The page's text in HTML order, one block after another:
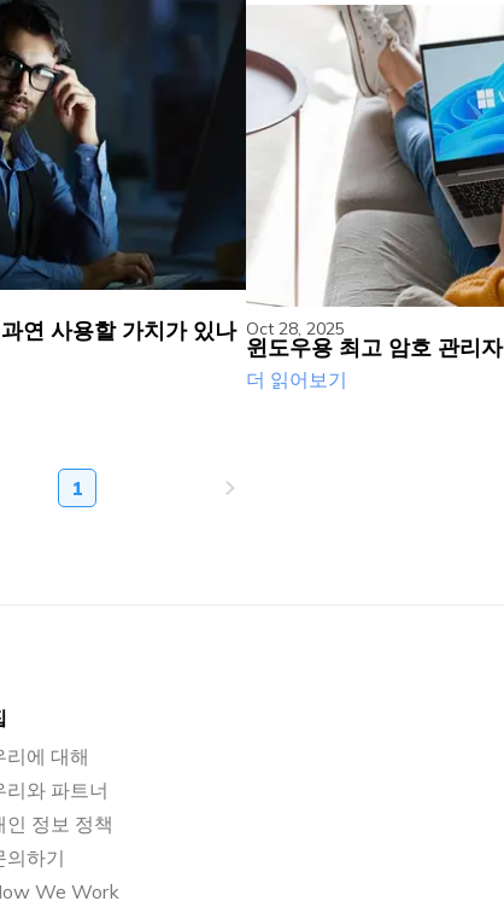
연 사용할 가치가 있나 Oct 28, 2025
윈도우용 최고 암호 관리자
더 읽어보기
1
리에 대해
리와 파트너
인 정보 정책
의하기
We Work